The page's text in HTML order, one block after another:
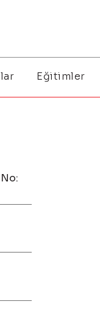
Eğitimler